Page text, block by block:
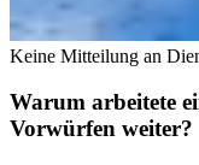
Keine Mitteilung an
Warum arbeitete
Vorwürfen weiter?